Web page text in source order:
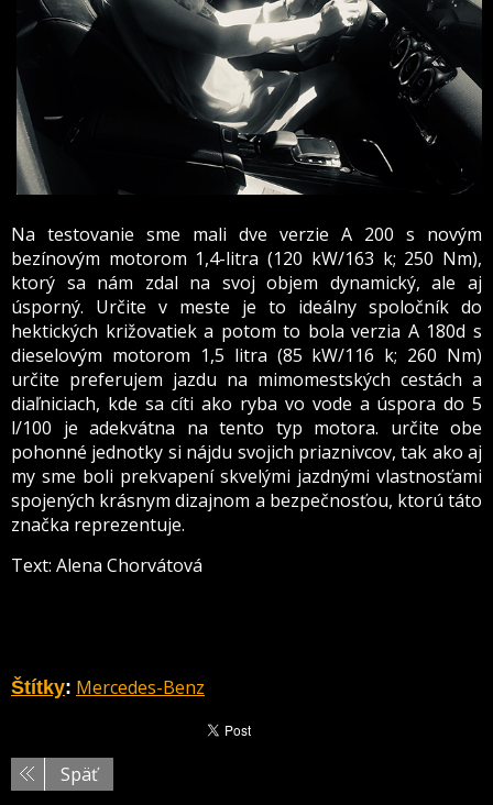
Na testovanie sme mali dve verzie A 200 s novým
bezínovým motorom 1,4-litra (120 kW/163 k; 250 Nm),
ktorý sa nám zdal na svoj objem dynamický, ale aj
úsporný. Určite v meste je to ideálny spoločník do
hektických križovatiek a potom to bola verzia A 180d s
dieselovým motorom 1,5 litra (85 kW/116 k; 260 Nm)
určite preferujem jazdu na mimomestských cestách a
diaľniciach, kde sa cíti ako ryba vo vode a úspora do 5
l/100 je adekvátna na tento typ motora. určite obe
pohonné jednotky si nájdu svojich priaznivcov, tak ako aj
my sme boli prekvapení skvelými jazdnými vlastnosťami
spojených krásnym dizajnom a bezpečnosťou, ktorú táto
značka reprezentuje.
Text: Alena Chorvátová
Štítky: Mercedes-Benz
Späť